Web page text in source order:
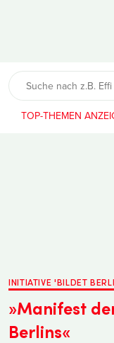
TOP-THEMEN
INITIATIVE 'BILDET
»Manifest
Berlins«